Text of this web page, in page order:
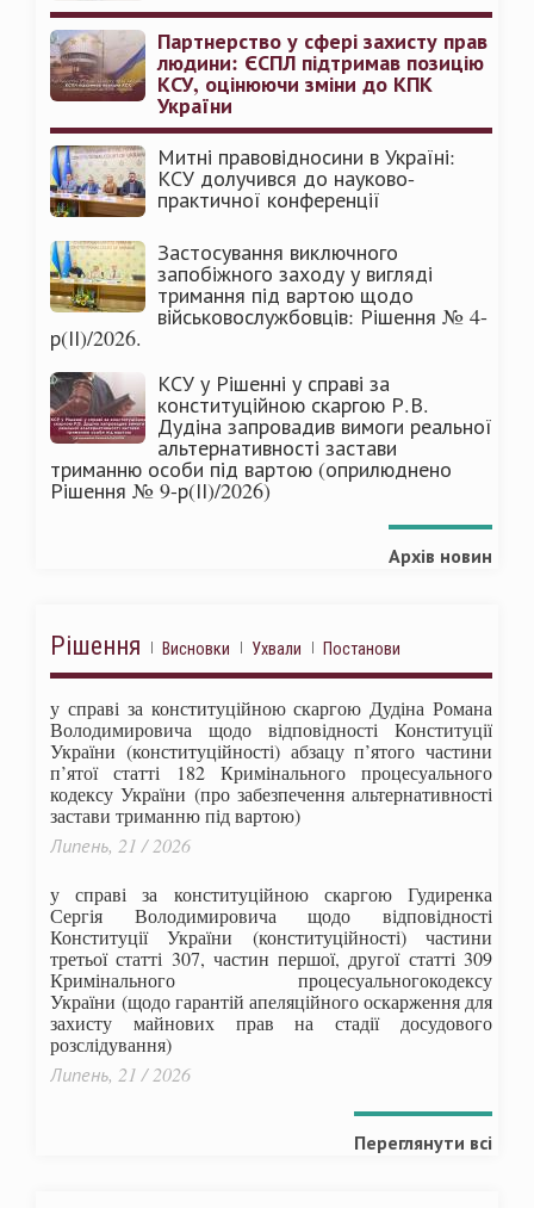
Партнерство у сфері захисту прав
людини: ЄСПЛ підтримав позицію
КСУ, оцінюючи зміни до КПК
України
Митні правовідносини в Україні:
КСУ долучився до науково-
практичної конференції
Застосування виключного
запобіжного заходу у вигляді
тримання під вартою щодо
військовослужбовців: Рішення № 4-
р(ІІ)/2026.
КСУ у Рішенні у справі за
конституційною скаргою Р.В.
Дудіна запровадив вимоги реальної
альтернативності застави
триманню особи під вартою (оприлюднено
Рішення № 9-р(ІІ)/2026)
Архів новин
Рішення Висновки Ухвали Постанови
у справі за конституційною скаргою Дудіна Романа
Володимировича щодо відповідності Конституції
України (конституційності) абзацу п’ятого частини
п’ятої статті 182 Кримінального процесуального
кодексу України (про забезпечення альтернативності
застави триманню під вартою)
Липень, 21 / 2026
у справі за конституційною скаргою Гудиренка
Сергія Володимировича щодо відповідності
Конституції України (конституційності) частини
третьої статті 307, частин першої, другої статті 309
Кримінального процесуальногокодексу
України (щодо гарантій апеляційного оскарження для
захисту майнових прав на стадії досудового
розслідування)
Липень, 21 / 2026
Переглянути всі